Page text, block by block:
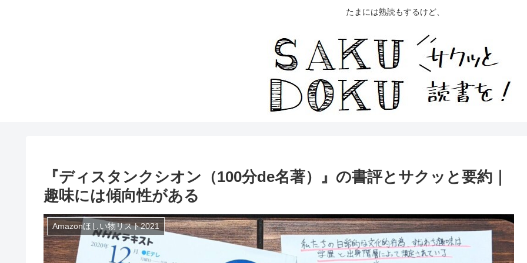
たまには熟読もするけど、
『ディスタンクシオン（100分de名著）』の書評とサクッと要約｜
趣味には傾向性がある
Amazonほしい物リスト2021